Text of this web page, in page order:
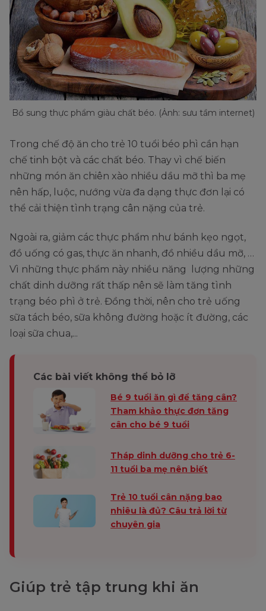
Bổ sung thực phẩm giàu chất béo. (Ảnh: sưu tầm internet)
Trong chế độ ăn cho trẻ 10 tuổi béo phì cần hạn
chế tinh bột và các chất béo. Thay vì chế biến
những món ăn chiên xào nhiều dầu mỡ thì ba mẹ
nên hấp, luộc, nướng vừa đa dạng thực đơn lại có
thể cải thiện tình trạng cân nặng của trẻ.
Ngoài ra, giảm các thực phẩm như bánh kẹo ngọt,
đồ uống có gas, thực ăn nhanh, đồ nhiều dầu mỡ, …
Vì những thực phẩm này nhiều năng lượng những
chất dinh dưỡng rất thấp nên sẽ làm tăng tình
trạng béo phì ở trẻ. Đồng thời, nên cho trẻ uống
sữa tách béo, sữa không đường hoặc ít đường, các
loại sữa chua,...
Các bài viết không thể bỏ lỡ
Bé 9 tuổi ăn gì để tăng cân?
Tham khảo thực đơn tăng
cân cho bé 9 tuổi
Tháp dinh dưỡng cho trẻ 6-
11 tuổi ba mẹ nên biết
Trẻ 10 tuổi cân nặng bao
nhiêu là đủ? Câu trả lời từ
chuyên gia
Giúp trẻ tập trung khi ăn